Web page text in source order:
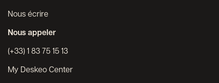
Nous écrire
Nous appeler
(+33) 1 83 75 15 13
My Deskeo Center